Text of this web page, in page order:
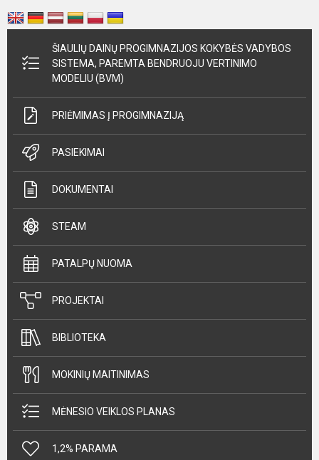
ŠIAULIŲ DAINŲ PROGIMNAZIJOS KOKYBĖS VADYBOS
SISTEMA, PAREMTA BENDRUOJU VERTINIMO
MODELIU (BVM)
PRIĖMIMAS Į PROGIMNAZIJĄ
PASIEKIMAI
DOKUMENTAI
STEAM
PATALPŲ NUOMA
PROJEKTAI
BIBLIOTEKA
MOKINIŲ MAITINIMAS
MĖNESIO VEIKLOS PLANAS
1,2% PARAMA